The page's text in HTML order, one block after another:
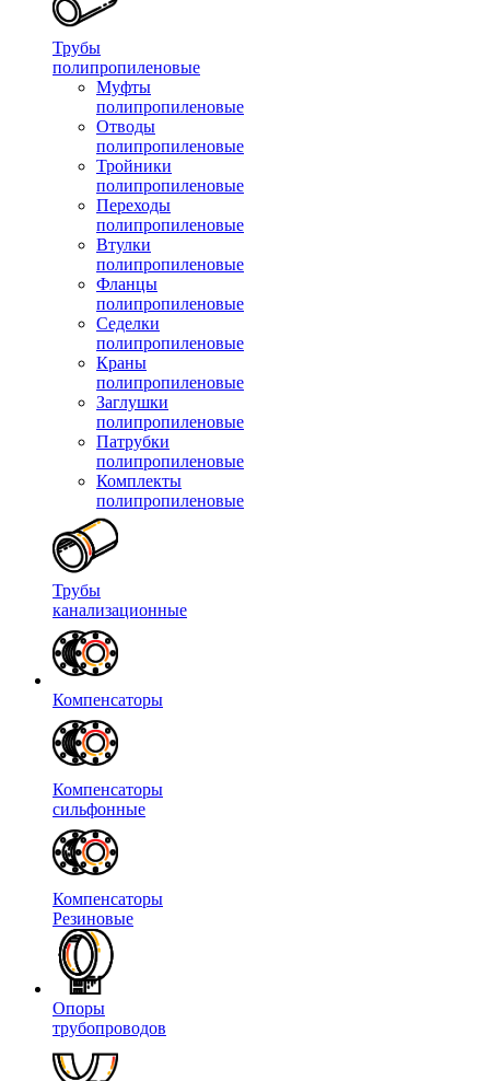
Трубы
полипропиленовые
Муфты
полипропиленовые
Отводы
полипропиленовые
Тройники
полипропиленовые
Переходы
полипропиленовые
Втулки
полипропиленовые
Фланцы
полипропиленовые
Седелки
полипропиленовые
Краны
полипропиленовые
Заглушки
полипропиленовые
Патрубки
полипропиленовые
Комплекты
полипропиленовые
Трубы
канализационные
Компенсаторы
Компенсаторы
сильфонные
Компенсаторы
Резиновые
Опоры
трубопроводов